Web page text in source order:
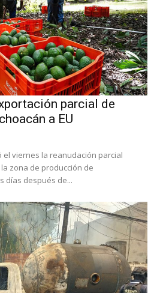
parcial de
a EU
el viernes la reanudación parcial
zona de producción de
días después de...